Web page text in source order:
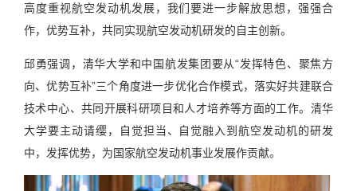
高度重视航空发动机发展，我们要进一步解放思想，强强合
作，优势互补，共同实现航空发动机研发的自主创新。
邱勇强调，清华大学和中国航发集团要从“发挥特色、聚焦方
向、优势互补”三个角度进一步优化合作模式，落实好共建联合
技术中心、共同开展科研项目和人才培养等方面的工作。清华
大学要主动请缨，自觉担当、自觉融入到航空发动机的研发
中，发挥优势，为国家航空发动机事业发展作贡献。